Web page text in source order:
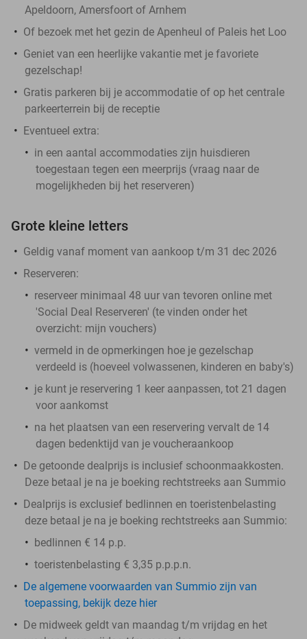
Apeldoorn, Amersfoort of Arnhem
Of bezoek met het gezin de Apenheul of Paleis het Loo
Geniet van een heerlijke vakantie met je favoriete
gezelschap!
Gratis parkeren bij je accommodatie of op het centrale
parkeerterrein bij de receptie
Eventueel extra:
in een aantal accommodaties zijn huisdieren
toegestaan tegen een meerprijs (vraag naar de
mogelijkheden bij het reserveren)
Grote kleine letters
Geldig vanaf moment van aankoop t/m 31 dec 2026
Reserveren:
reserveer minimaal 48 uur van tevoren online met
'Social Deal Reserveren' (te vinden onder het
overzicht: mijn vouchers)
vermeld in de opmerkingen hoe je gezelschap
verdeeld is (hoeveel volwassenen, kinderen en baby's)
je kunt je reservering 1 keer aanpassen, tot 21 dagen
voor aankomst
na het plaatsen van een reservering vervalt de 14
dagen bedenktijd van je voucheraankoop
De getoonde dealprijs is inclusief schoonmaakkosten.
Deze betaal je na je boeking rechtstreeks aan Summio
Dealprijs is exclusief bedlinnen en toeristenbelasting
deze betaal je na je boeking rechtstreeks aan Summio:
bedlinnen € 14 p.p.
toeristenbelasting € 3,35 p.p.p.n.
De algemene voorwaarden van Summio zijn van
toepassing, bekijk deze hier
De midweek geldt van maandag t/m vrijdag en het